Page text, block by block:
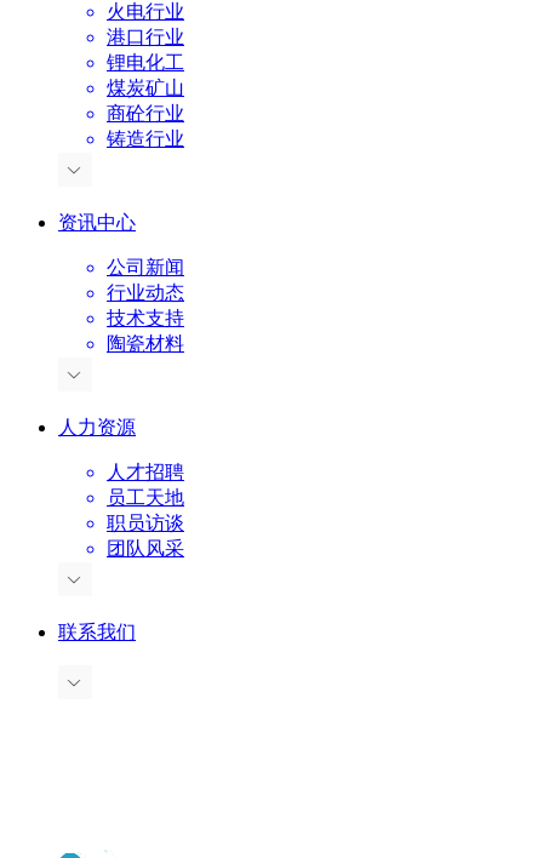
火电行业
港口行业
锂电化工
煤炭矿山
商砼行业
铸造行业
资讯中心
公司新闻
行业动态
技术支持
陶瓷材料
人力资源
人才招聘
员工天地
职员访谈
团队风采
联系我们